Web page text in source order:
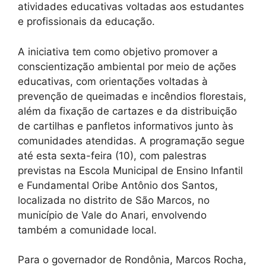
atividades educativas voltadas aos estudantes
e profissionais da educação.
A iniciativa tem como objetivo promover a
conscientização ambiental por meio de ações
educativas, com orientações voltadas à
prevenção de queimadas e incêndios florestais,
além da fixação de cartazes e da distribuição
de cartilhas e panfletos informativos junto às
comunidades atendidas. A programação segue
até esta sexta-feira (10), com palestras
previstas na Escola Municipal de Ensino Infantil
e Fundamental Oribe Antônio dos Santos,
localizada no distrito de São Marcos, no
município de Vale do Anari, envolvendo
também a comunidade local.
Para o governador de Rondônia, Marcos Rocha,